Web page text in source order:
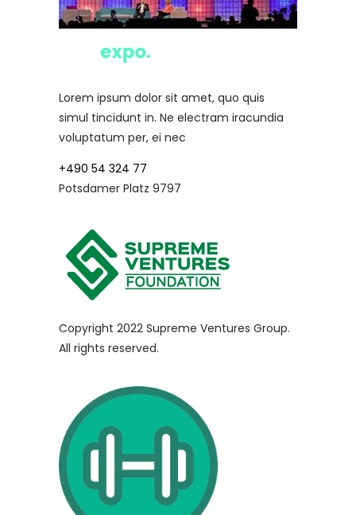
Lorem ipsum dolor sit amet, quo quis
simul tincidunt in. Ne electram iracundia
voluptatum per, ei nec
+490 54 324 77
Potsdamer Platz 9797
Copyright 2022 Supreme Ventures Group.
All rights reserved.